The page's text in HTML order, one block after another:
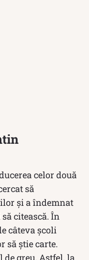
celor două
să
și a îndemnat
citească. În
câteva școli
să știe carte.
greu. Astfel, la